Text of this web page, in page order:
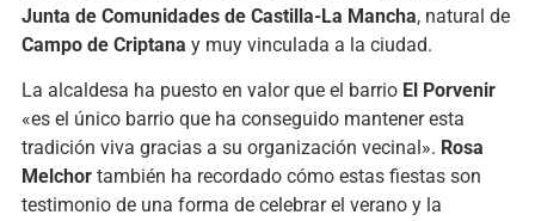
Junta de Comunidades de Castilla-La Mancha, natural de
Campo de Criptana y muy vinculada a la ciudad.
La alcaldesa ha puesto en valor que el barrio El Porvenir
«es el único barrio que ha conseguido mantener esta
tradición viva gracias a su organización vecinal». Rosa
Melchortambién ha recordado cómo estas fiestas son
testimonio de una forma de celebrar el verano y la